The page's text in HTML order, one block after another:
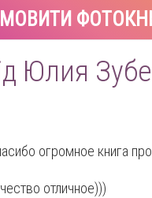
Юлия
огромное книга
отличное)))